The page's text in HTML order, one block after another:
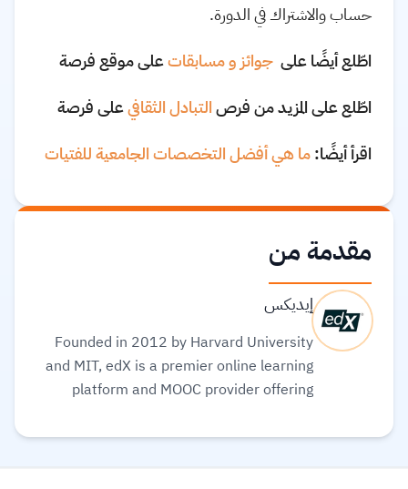
حساب والاشتراك في الدورة.
اطّلع أيضًا على جوائز و مسابقاتعلى موقع فرصة
اطّلع على المزيد من فرصالتبادل الثقافيعلى فرصة
اقرأ أيضًا:ما هي أفضل التخصصات الجامعية للفتيات
مقدمة من
إيديكس
Founded in 2012 by Harvard University
and MIT, edX is a premier online learning
platform and MOOC provider offering
certificates, and degrees from top-tier